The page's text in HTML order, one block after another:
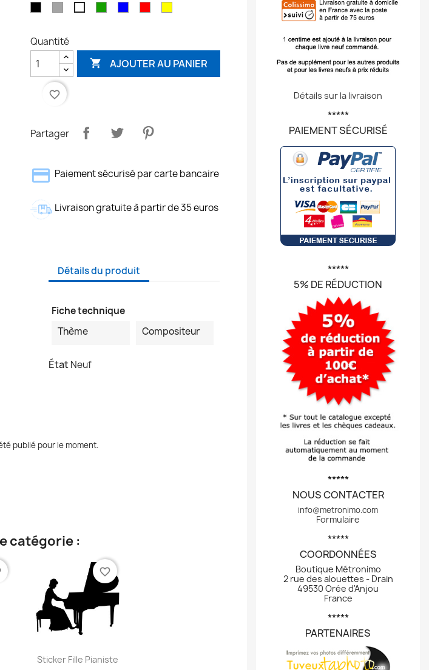
Noir Gris Blanc Vert Bleu RougeJaune
Quantité
 AJOUTER AU PANIER
favorite_border
Partager
Paiement sécurisé par carte bancaire
Livraison gratuite à partir de 35 euros
Détails du produit
Fiche technique
Thème
Compositeur
ÉtatNeuf
publié pour le moment.
catégorie :
Aperçu rapide
Sticker Fille Pianiste
favorite_border
Détails sur la livraison
*****
PAIEMENT SÉCURISÉ
*****
5% DE RÉDUCTION
*****
NOUS CONTACTER
info@metronimo.com
Formulaire
*****
COORDONNÉES
Boutique Métronimo
2 rue des alouettes - Drain
49530 Orée d'Anjou
France
*****
PARTENAIRES